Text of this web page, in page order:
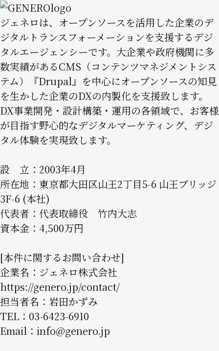
Image
ジェネロは、オープンソースを活用した企業のデ
ジタルトランスフォーメーションを支援するデジ
タルエージェンシーです。大企業や政府機関に多
数実績があるCMS（コンテンツマネジメントシス
テム）『Drupal』を中心にオープンソースの知見
を生かした企業のDXの内製化を支援致します。
DX事業開発・設計構築・運用の各領域で、お客様
が目指す野心的なデジタルマーケティング、デジ
タル体験を実現致します。
設 立：2003年4月
所在地：東京都大田区山王2丁目5-6 山王ブリッジ
3F-6 (本社)
代表者：代表取締役 竹内大志
資本金：4,500万円
[本件に関するお問い合わせ]
企業名：ジェネロ株式会社
https://genero.jp/contact/
担当者名：岩田かずみ
TEL：03-6423-6910
Email： info@genero.jp